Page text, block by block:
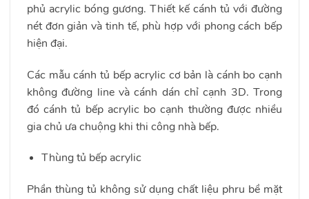
phủ acrylic bóng gương. Thiết kế cánh tủ với đường
nét đơn giản và tinh tế, phù hợp với phong cách bếp
hiện đại.
Các mẫu cánh tủ bếp acrylic cơ bản là cánh bo cạnh
không đường line và cánh dán chỉ cạnh 3D. Trong
đó cánh tủ bếp acrylic bo cạnh thường được nhiều
gia chủ ưa chuộng khi thi công nhà bếp.
Thùng tủ bếp acrylic
Phần thùng tủ không sử dụng chất liệu phru bề mặt